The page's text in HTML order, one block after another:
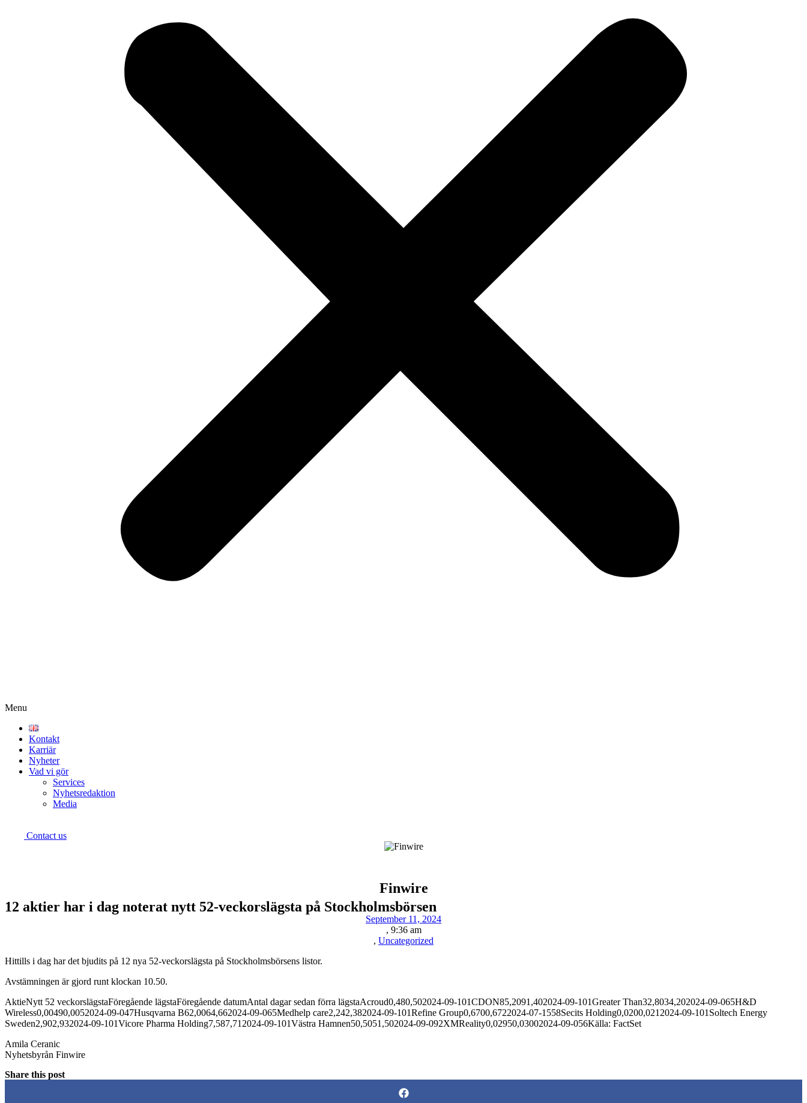
Menu
Kontakt
Karriär
Nyheter
Vad vi gör
Services
Nyhetsredaktion
Media
Contact us
Finwire
12 aktier har i dag noterat nytt 52-veckorslägsta på Stockholmsbörsen
September 11, 2024
, 9:36 am
, Uncategorized
Hittills i dag har det bjudits på 12 nya 52-veckorslägsta på Stockholmsbörsens listor.
Avstämningen är gjord runt klockan 10.50.
AktieNytt 52 veckorslägstaFöregående lägstaFöregående datumAntal dagar sedan förra lägstaAcroud0,480,502024-09-101CDON85,2091,402024-09-101Greater Than32,8034,202024-09-065H&D
Wireless0,00490,0052024-09-047Husqvarna B62,0064,662024-09-065Medhelp care2,242,382024-09-101Refine Group0,6700,6722024-07-1558Secits Holding0,0200,0212024-09-101Soltech Energy
Sweden2,902,932024-09-101Vicore Pharma Holding7,587,712024-09-101Västra Hamnen50,5051,502024-09-092XMReality0,02950,03002024-09-056Källa: FactSet
Amila Ceranic
Nyhetsbyrån Finwire
Share this post